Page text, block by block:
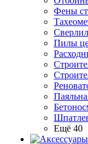
Фены
Пилы
Ещё 40